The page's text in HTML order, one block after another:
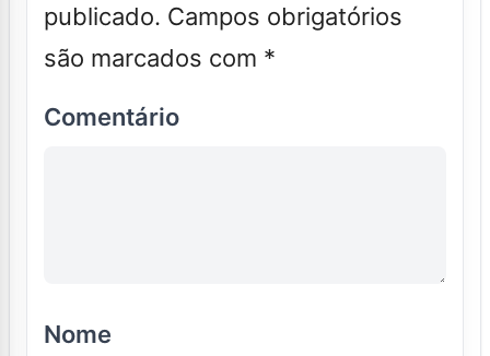
publicado. Campos obrigatórios
são marcados com *
Comentário
Nome